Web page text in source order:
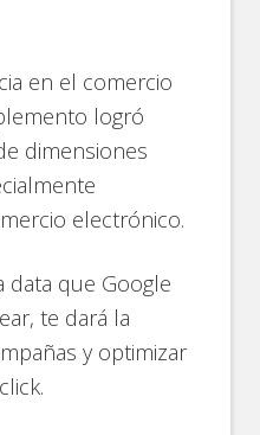
en el comercio
logró
dimensiones
electrónico.
data que Google
te dará la
y optimizar